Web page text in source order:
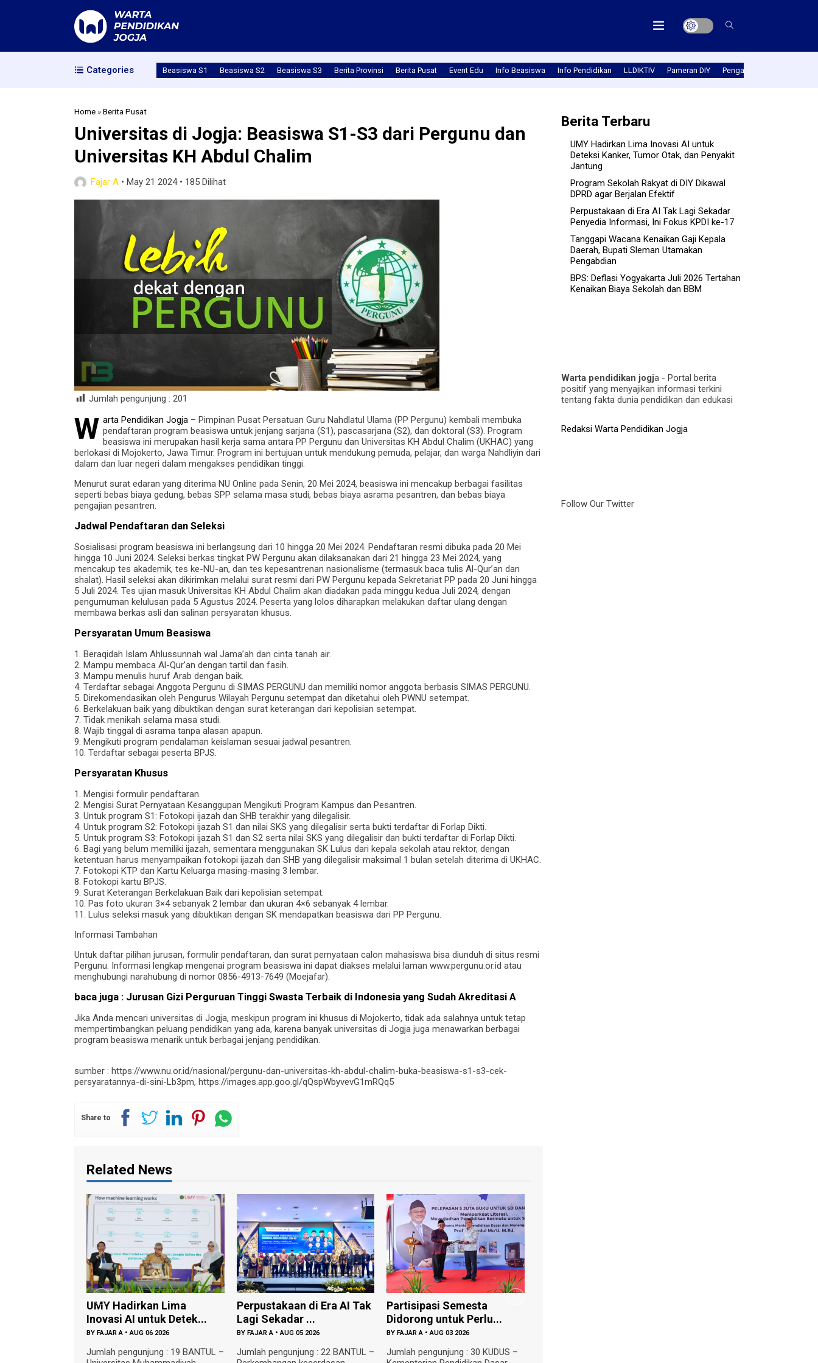
Categories Beasiswa S1 Beasiswa S2 Beasiswa S3 Berita Provinsi Berita Pusat Event Edu Info Beasiswa Info Pendidikan LLDIKTIV Pameran DIY Pengabmas
Home »Berita Pusat
Universitas di Jogja: Beasiswa S1-S3 dari Pergunu dan
Universitas KH Abdul Chalim
Fajar A • May 21 2024• 185 Dilihat
Jumlah pengunjung : 201
W arta Pendidikan Jogja – Pimpinan Pusat Persatuan Guru Nahdlatul Ulama (PP Pergunu) kembali membuka
pendaftaran program beasiswa untuk jenjang sarjana (S1), pascasarjana (S2), dan doktoral (S3). Program
beasiswa ini merupakan hasil kerja sama antara PP Pergunu dan Universitas KH Abdul Chalim (UKHAC) yang
berlokasi di Mojokerto, Jawa Timur. Program ini bertujuan untuk mendukung pemuda, pelajar, dan warga Nahdliyin dari
dalam dan luar negeri dalam mengakses pendidikan tinggi.
Menurut surat edaran yang diterima NU Online pada Senin, 20 Mei 2024, beasiswa ini mencakup berbagai fasilitas
seperti bebas biaya gedung, bebas SPP selama masa studi, bebas biaya asrama pesantren, dan bebas biaya
pengajian pesantren.
Jadwal Pendaftaran dan Seleksi
Sosialisasi program beasiswa ini berlangsung dari 10 hingga 20 Mei 2024. Pendaftaran resmi dibuka pada 20 Mei
hingga 10 Juni 2024. Seleksi berkas tingkat PW Pergunu akan dilaksanakan dari 21 hingga 23 Mei 2024, yang
mencakup tes akademik, tes ke-NU-an, dan tes kepesantrenan nasionalisme (termasuk baca tulis Al-Qur’an dan
shalat). Hasil seleksi akan dikirimkan melalui surat resmi dari PW Pergunu kepada Sekretariat PP pada 20 Juni hingga
5 Juli 2024. Tes ujian masuk Universitas KH Abdul Chalim akan diadakan pada minggu kedua Juli 2024, dengan
pengumuman kelulusan pada 5 Agustus 2024. Peserta yang lolos diharapkan melakukan daftar ulang dengan
membawa berkas asli dan salinan persyaratan khusus.
Persyaratan Umum Beasiswa
1. Beraqidah Islam Ahlussunnah wal Jama’ah dan cinta tanah air.
2. Mampu membaca Al-Qur’an dengan tartil dan fasih.
3. Mampu menulis huruf Arab dengan baik.
4. Terdaftar sebagai Anggota Pergunu di SIMAS PERGUNU dan memiliki nomor anggota berbasis SIMAS PERGUNU.
5. Direkomendasikan oleh Pengurus Wilayah Pergunu setempat dan diketahui oleh PWNU setempat.
6. Berkelakuan baik yang dibuktikan dengan surat keterangan dari kepolisian setempat.
7. Tidak menikah selama masa studi.
8. Wajib tinggal di asrama tanpa alasan apapun.
9. Mengikuti program pendalaman keislaman sesuai jadwal pesantren.
10. Terdaftar sebagai peserta BPJS.
Persyaratan Khusus
1. Mengisi formulir pendaftaran.
2. Mengisi Surat Pernyataan Kesanggupan Mengikuti Program Kampus dan Pesantren.
3. Untuk program S1: Fotokopi ijazah dan SHB terakhir yang dilegalisir.
4. Untuk program S2: Fotokopi ijazah S1 dan nilai SKS yang dilegalisir serta bukti terdaftar di Forlap Dikti.
5. Untuk program S3: Fotokopi ijazah S1 dan S2 serta nilai SKS yang dilegalisir dan bukti terdaftar di Forlap Dikti.
6. Bagi yang belum memiliki ijazah, sementara menggunakan SK Lulus dari kepala sekolah atau rektor, dengan
ketentuan harus menyampaikan fotokopi ijazah dan SHB yang dilegalisir maksimal 1 bulan setelah diterima di UKHAC.
7. Fotokopi KTP dan Kartu Keluarga masing-masing 3 lembar.
8. Fotokopi kartu BPJS.
9. Surat Keterangan Berkelakuan Baik dari kepolisian setempat.
10. Pas foto ukuran 3×4 sebanyak 2 lembar dan ukuran 4×6 sebanyak 4 lembar.
11. Lulus seleksi masuk yang dibuktikan dengan SK mendapatkan beasiswa dari PP Pergunu.
Informasi Tambahan
Untuk daftar pilihan jurusan, formulir pendaftaran, dan surat pernyataan calon mahasiswa bisa diunduh di situs resmi
Pergunu. Informasi lengkap mengenai program beasiswa ini dapat diakses melalui laman www.pergunu.or.id atau
menghubungi narahubung di nomor 0856-4913-7649 (Moejafar).
baca juga : Jurusan Gizi Perguruan Tinggi Swasta Terbaik di Indonesia yang Sudah Akreditasi A
Jika Anda mencari universitas di Jogja, meskipun program ini khusus di Mojokerto, tidak ada salahnya untuk tetap
mempertimbangkan peluang pendidikan yang ada, karena banyak universitas di Jogja juga menawarkan berbagai
program beasiswa menarik untuk berbagai jenjang pendidikan.
sumber : https://www.nu.or.id/nasional/pergunu-dan-universitas-kh-abdul-chalim-buka-beasiswa-s1-s3-cek-
persyaratannya-di-sini-Lb3pm, https://images.app.goo.gl/qQspWbyvevG1mRQq5
Share to
Related News
UMY Hadirkan Lima
Inovasi AI untuk Detek...
•AUG 06 2026
Jumlah pengunjung : 19 BANTUL –
Perpustakaan di Era AI Tak
Lagi Sekadar ...
•AUG 05 2026
Jumlah pengunjung : 22 BANTUL –
Partisipasi Semesta
Didorong untuk Perlu...
•AUG 03 2026
Jumlah pengunjung : 30 KUDUS –
Kampus URI Dikaji...
Jumlah pengunjung : 30 BANTUL –
Berita Terbaru
UMY Hadirkan Lima Inovasi AI untuk
Deteksi Kanker, Tumor Otak, dan Penyakit
Jantung
Program Sekolah Rakyat di DIY Dikawal
DPRD agar Berjalan Efektif
Perpustakaan di Era AI Tak Lagi Sekadar
Penyedia Informasi, Ini Fokus KPDI ke-17
Tanggapi Wacana Kenaikan Gaji Kepala
Daerah, Bupati Sleman Utamakan
Pengabdian
BPS: Deflasi Yogyakarta Juli 2026 Tertahan
Kenaikan Biaya Sekolah dan BBM
Warta pendidikan jogja - Portal berita
positif yang menyajikan informasi terkini
tentang fakta dunia pendidikan dan edukasi
Redaksi Warta Pendidikan Jogja
Follow Our Twitter